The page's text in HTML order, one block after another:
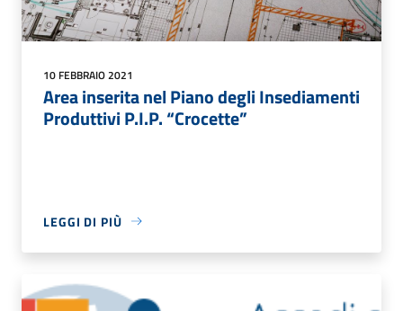
10 FEBBRAIO 2021
Area inserita nel Piano degli Insediamenti
Produttivi P.I.P. “Crocette”
LEGGI DI PIÙ